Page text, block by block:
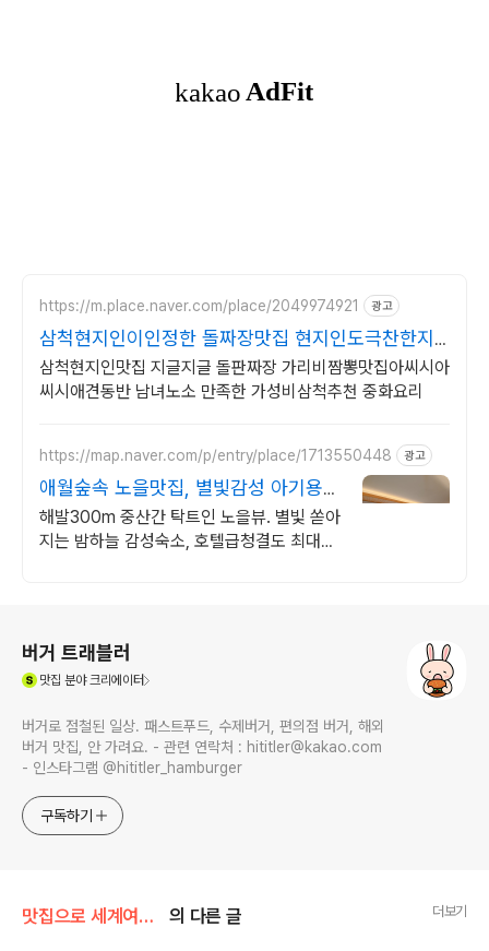
https://m.place.naver.com/place/2049974921 광고
삼척현지인이인정한 돌짜장맛집 현지인도극찬한지
글지글돌판장
삼척현지인맛집 지글지글 돌판짜장 가리비짬뽕맛집아씨시아
씨시애견동반 남녀노소 만족한 가성비삼척추천 중화요리
https://map.naver.com/p/entry/place/1713550448 광고
애월숲속 노을맛집, 별빛감성 아기용품
완벽구비, 대가족
해발300m 중산간 탁트인 노을뷰. 별빛 쏟아
지는 밤하늘 감성숙소, 호텔급청결도 최대
버거 트래블러
맛집 분야 크리에이터
버거로 점철된 일상. 패스트푸드, 수제버거, 편의점 버거, 해외
버거 맛집, 안 가려요. - 관련 연락처 : hititler@kakao.com
- 인스타그램 @hititler_hamburger
구독하기
맛집으로 세계여행/유럽 음식점 의 다른 글 더보기